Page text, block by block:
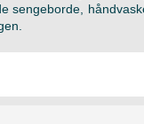
sengeborde,